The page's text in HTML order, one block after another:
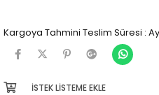
Kargoya Tahmini Teslim Süresi :
İSTEK LISTEME EKLE